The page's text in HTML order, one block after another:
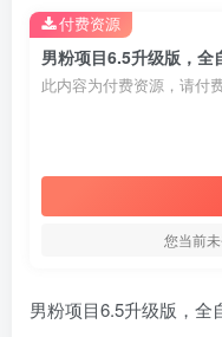
男粉项目6.5升级版，
此内容为付费资源，请付
您当前
付费资源
男粉项目6.5升级版，全